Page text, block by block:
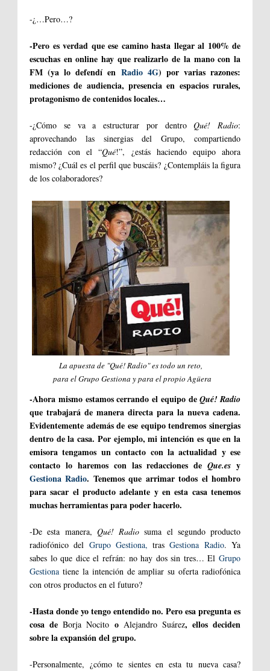
-¿…Pero…?
-Pero es verdad que ese camino hasta llegar al 100% de
escuchas en online hay que realizarlo de la mano con la
FM (ya lo defendí en Radio 4G) por varias razones:
mediciones de audiencia, presencia en espacios rurales,
protagonismo de contenidos locales…
-¿Cómo se va a estructurar por dentroQué! Radio:
aprovechando las sinergias del Grupo, compartiendo
redacción con el “Qué!”, ¿estás haciendo equipo ahora
mismo? ¿Cuál es el perfil que buscáis? ¿Contempláis la figura
de los colaboradores?
La apuesta de "Qué! Radio" es todo un reto,
para el Grupo Gestiona y para el propio Agüera
-Ahora mismo estamos cerrando el equipo deQué! Radio
que trabajará de manera directa para la nueva cadena.
Evidentemente además de ese equipo tendremos sinergias
dentro de la casa. Por ejemplo, mi intención es que en la
emisora tengamos un contacto con la actualidad y ese
contacto lo haremos con las redacciones deQue.es y
Gestiona Radio. Tenemos que arrimar todos el hombro
para sacar el producto adelante y en esta casa tenemos
muchas herramientas para poder hacerlo.
-De esta manera, Qué! Radio suma el segundo producto
radiofónico del Grupo Gestiona, trasGestiona Radio. Ya
sabes lo que dice el refrán: no hay dos sin tres… El Grupo
Gestiona tiene la intención de ampliar su oferta radiofónica
con otros productos en el futuro?
-Hasta donde yo tengo entendido no. Pero esa pregunta es
cosa deBorja Nocito o Alejandro Suárez, ellos deciden
sobre la expansión del grupo.
-Personalmente, ¿cómo te sientes en esta tu nueva casa?